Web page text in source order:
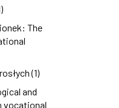
The
(1)
and
vocational